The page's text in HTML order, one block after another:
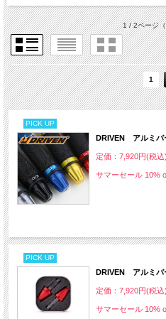
1 / 2ページ
1
PICK UP
DRIVEN アルミバ
定価：7,920円(税込)
サマーセール 10%
PICK UP
DRIVEN アルミバ
定価：7,920円(税込)
サマーセール 10%